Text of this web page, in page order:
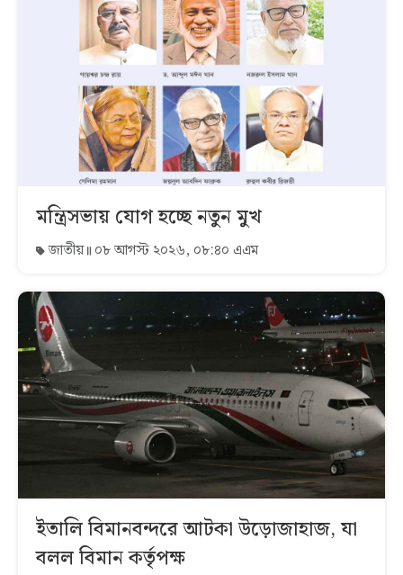
মন্ত্রিসভায় যোগ হচ্ছে নতুন মুখ
জাতীয় ০৮ আগস্ট ২০২৬, ০৮:৪০ এএম
ইতালি বিমানবন্দরে আটকা উড়োজাহাজ, যা
বলল বিমান কর্তৃপক্ষ